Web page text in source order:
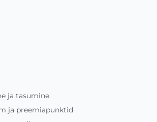
ja tasumine
ja preemiapunktid